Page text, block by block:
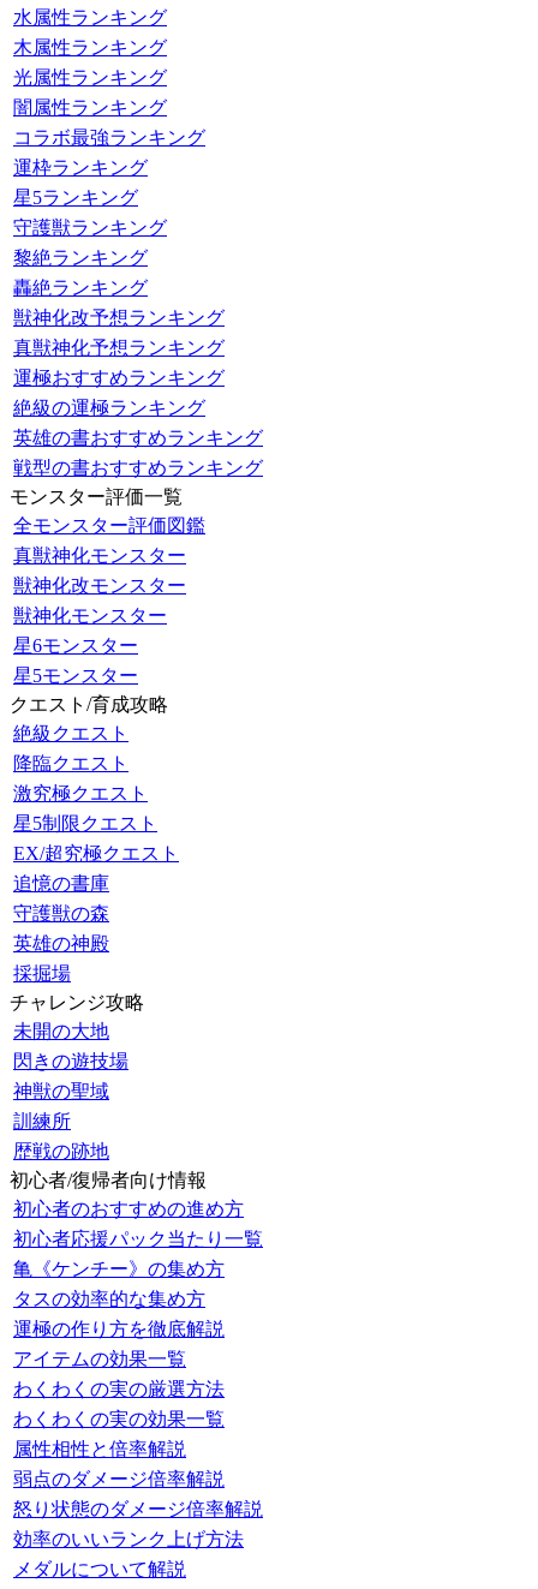
水属性ランキング
木属性ランキング
光属性ランキング
闇属性ランキング
コラボ最強ランキング
運枠ランキング
星5ランキング
守護獣ランキング
黎絶ランキング
轟絶ランキング
獣神化改予想ランキング
真獣神化予想ランキング
運極おすすめランキング
絶級の運極ランキング
英雄の書おすすめランキング
戦型の書おすすめランキング
モンスター評価一覧
全モンスター評価図鑑
真獣神化モンスター
獣神化改モンスター
獣神化モンスター
星6モンスター
星5モンスター
クエスト/育成攻略
絶級クエスト
降臨クエスト
激究極クエスト
星5制限クエスト
EX/超究極クエスト
追憶の書庫
守護獣の森
英雄の神殿
採掘場
チャレンジ攻略
未開の大地
閃きの遊技場
神獣の聖域
訓練所
歴戦の跡地
初心者/復帰者向け情報
初心者のおすすめの進め方
初心者応援パック当たり一覧
亀《ケンチー》の集め方
タスの効率的な集め方
運極の作り方を徹底解説
アイテムの効果一覧
わくわくの実の厳選方法
わくわくの実の効果一覧
属性相性と倍率解説
弱点のダメージ倍率解説
怒り状態のダメージ倍率解説
効率のいいランク上げ方法
メダルについて解説